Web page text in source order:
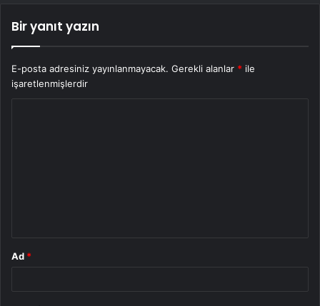
Bir yanıt yazın
E-posta adresiniz yayınlanmayacak. Gerekli alanlar * ile
işaretlenmişlerdir
Ad *